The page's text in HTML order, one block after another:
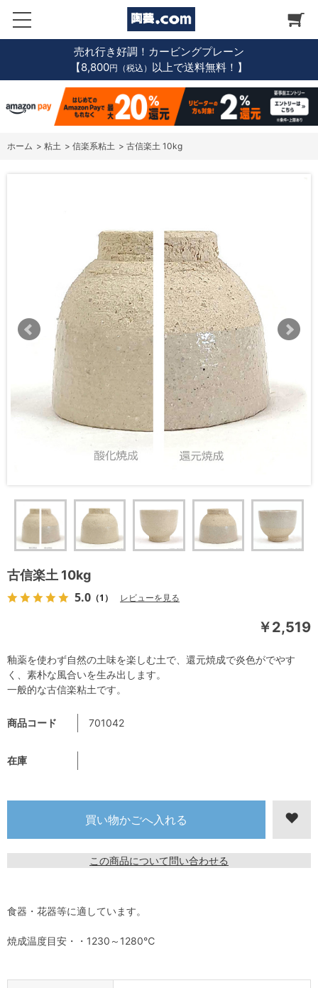
売れ行き好調！カービングプレーン
【8,800円（税込） 以上で送料無料！】
ホーム > 粘土 > 信楽系粘土 > 古信楽土 10kg
古信楽土 10kg
5.0 （1） レビューを見る
￥2,519
商品コード 701042
在庫
この商品について問い合わせる
釉薬を使わず自然の土味を楽しむ土で、還元焼成で炎色がでやす
く、素朴な風合いを生み出します。
一般的な古信楽粘土です。
食器・花器等に適しています。
焼成温度目安・・1230～1280℃